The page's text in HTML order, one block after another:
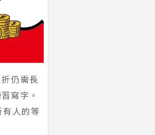
仍需長
寫字。
人的等